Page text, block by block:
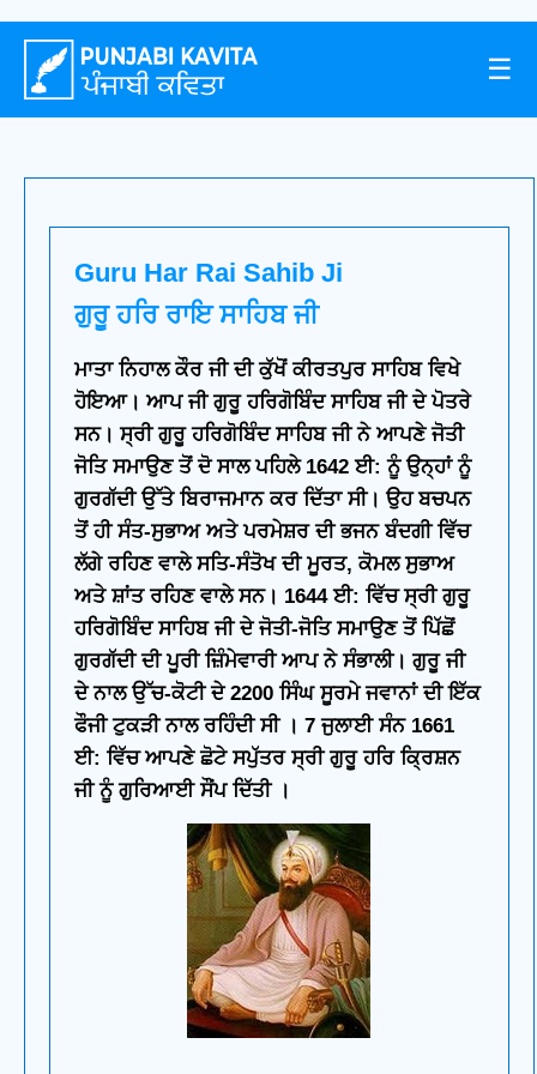
☰
Guru Har Rai Sahib Ji
ਗੁਰੂ ਹਰਿ ਰਾਇ ਸਾਹਿਬ ਜੀ
ਮਾਤਾ ਨਿਹਾਲ ਕੌਰ ਜੀ ਦੀ ਕੁੱਖੋਂ ਕੀਰਤਪੁਰ ਸਾਹਿਬ ਵਿਖੇ
ਹੋਇਆ। ਆਪ ਜੀ ਗੁਰੂ ਹਰਿਗੋਬਿੰਦ ਸਾਹਿਬ ਜੀ ਦੇ ਪੋਤਰੇ
ਸਨ। ਸ੍ਰੀ ਗੁਰੂ ਹਰਿਗੋਬਿੰਦ ਸਾਹਿਬ ਜੀ ਨੇ ਆਪਣੇ ਜੋਤੀ
ਜੋਤਿ ਸਮਾਉਣ ਤੋਂ ਦੋ ਸਾਲ ਪਹਿਲੇ 1642 ਈ: ਨੂੰ ਉਨ੍ਹਾਂ ਨੂੰ
ਗੁਰਗੱਦੀ ਉੱਤੇ ਬਿਰਾਜਮਾਨ ਕਰ ਦਿੱਤਾ ਸੀ। ਉਹ ਬਚਪਨ
ਤੋਂ ਹੀ ਸੰਤ-ਸੁਭਾਅ ਅਤੇ ਪਰਮੇਸ਼ਰ ਦੀ ਭਜਨ ਬੰਦਗੀ ਵਿੱਚ
ਲੱਗੇ ਰਹਿਣ ਵਾਲੇ ਸਤਿ-ਸੰਤੋਖ ਦੀ ਮੂਰਤ, ਕੋਮਲ ਸੁਭਾਅ
ਅਤੇ ਸ਼ਾਂਤ ਰਹਿਣ ਵਾਲੇ ਸਨ। 1644 ਈ: ਵਿੱਚ ਸ੍ਰੀ ਗੁਰੂ
ਹਰਿਗੋਬਿੰਦ ਸਾਹਿਬ ਜੀ ਦੇ ਜੋਤੀ-ਜੋਤਿ ਸਮਾਉਣ ਤੋਂ ਪਿੱਛੋਂ
ਗੁਰਗੱਦੀ ਦੀ ਪੂਰੀ ਜ਼ਿੰਮੇਵਾਰੀ ਆਪ ਨੇ ਸੰਭਾਲੀ। ਗੁਰੂ ਜੀ
ਦੇ ਨਾਲ ਉੱਚ-ਕੋਟੀ ਦੇ 2200 ਸਿੰਘ ਸੂਰਮੇ ਜਵਾਨਾਂ ਦੀ ਇੱਕ
ਫੌਜੀ ਟੁਕੜੀ ਨਾਲ ਰਹਿੰਦੀ ਸੀ । 7 ਜੁਲਾਈ ਸੰਨ 1661
ਈ: ਵਿੱਚ ਆਪਣੇ ਛੋਟੇ ਸਪੁੱਤਰ ਸ੍ਰੀ ਗੁਰੂ ਹਰਿ ਕ੍ਰਿਸ਼ਨ
ਜੀ ਨੂੰ ਗੁਰਿਆਈ ਸੌਂਪ ਦਿੱਤੀ ।